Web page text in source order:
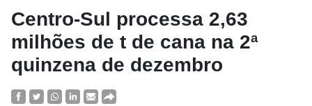
Centro-Sul processa 2,63
milhões de t de cana na 2ª
quinzena de dezembro